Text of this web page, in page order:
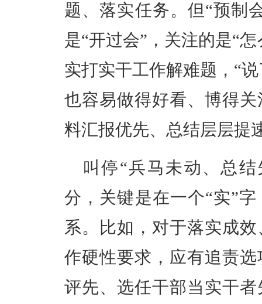
题、落实任务。但“预制
是“开过会”，关注的是“
实打实干工作解难题，“
也容易做得好看、博得
料汇报优先、总结层层提
叫停“兵马未动、总
分， 关键是在一个“实”
系。
比如，对于落实成
作硬性要求，应有追责
评先、选任干部当实干